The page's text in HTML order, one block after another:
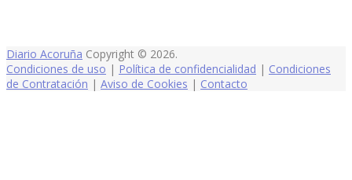
Diario Acoruña Copyright © 2026.
Condiciones de uso | Política de confidencialidad | Condiciones
de Contratación | Aviso de Cookies | Contacto